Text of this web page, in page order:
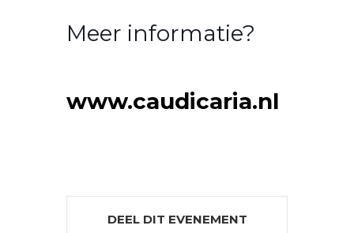
Meer informatie?
www.caudicaria.nl
DEEL DIT EVENEMENT